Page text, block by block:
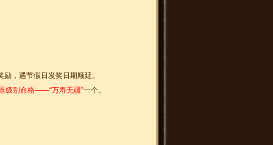
，遇节假日发奖日期顺延。
级别命格——“万寿无疆”一个。